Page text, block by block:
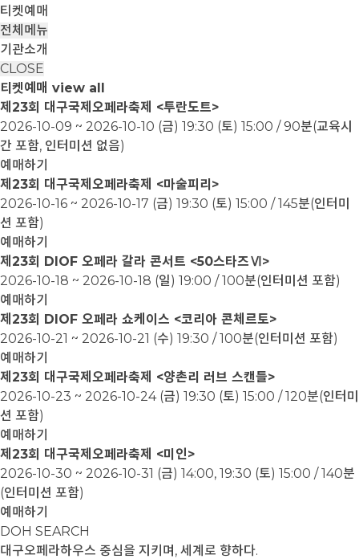
티켓예매
전체메뉴
기관소개
CLOSE
티켓예매 view all
제23회 대구국제오페라축제 <투란도트>
2026-10-09 ~ 2026-10-10 (금) 19:30 (토) 15:00 / 90분(교육시
간 포함, 인터미션 없음)
예매하기
제23회 대구국제오페라축제 <마술피리>
2026-10-16 ~ 2026-10-17 (금) 19:30 (토) 15:00 / 145분(인터미
션 포함)
예매하기
제23회 DIOF 오페라 갈라 콘서트 <50스타즈Ⅵ>
2026-10-18 ~ 2026-10-18 (일) 19:00 / 100분(인터미션 포함)
예매하기
제23회 DIOF 오페라 쇼케이스 <코리아 콘체르토>
2026-10-21 ~ 2026-10-21 (수) 19:30 / 100분(인터미션 포함)
예매하기
제23회 대구국제오페라축제 <양촌리 러브 스캔들>
2026-10-23 ~ 2026-10-24 (금) 19:30 (토) 15:00 / 120분(인터미
션 포함)
예매하기
제23회 대구국제오페라축제 <미인>
2026-10-30 ~ 2026-10-31 (금) 14:00, 19:30 (토) 15:00 / 140분
(인터미션 포함)
예매하기
DOH SEARCH
대구오페라하우스 중심을 지키며, 세계로 향하다.